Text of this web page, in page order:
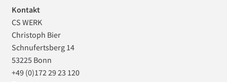
Impressum
Kasse
Mein Konto
Kontakt
CS WERK
Christoph Bier
Schnufertsberg 14
53225 Bonn
+49 (0)172 29 23 120